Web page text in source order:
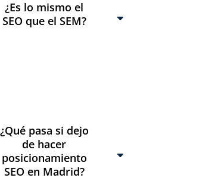
¿Es lo mismo el
SEO que el SEM?
¿Qué pasa si dejo
de hacer
posicionamiento
SEO en Madrid?